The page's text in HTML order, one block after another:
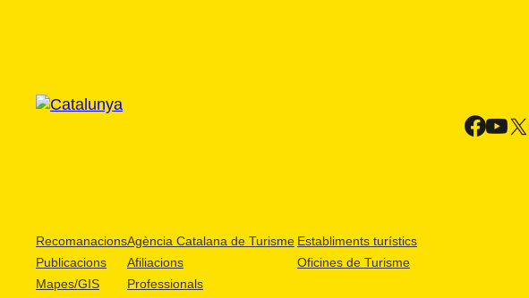
Recomanacions
Publicacions
Mapes/GIS
Agència Catalana de Turisme
Afiliacions
Professionals
Establiments turístics
Oficines de Turisme